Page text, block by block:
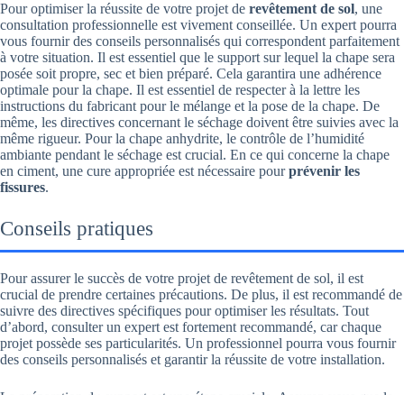
Pour optimiser la réussite de votre projet de revêtement de sol, une
consultation professionnelle est vivement conseillée. Un expert pourra
vous fournir des conseils personnalisés qui correspondent parfaitement
à votre situation. Il est essentiel que le support sur lequel la chape sera
posée soit propre, sec et bien préparé. Cela garantira une adhérence
optimale pour la chape. Il est essentiel de respecter à la lettre les
instructions du fabricant pour le mélange et la pose de la chape. De
même, les directives concernant le séchage doivent être suivies avec la
même rigueur. Pour la chape anhydrite, le contrôle de l’humidité
ambiante pendant le séchage est crucial. En ce qui concerne la chape
en ciment, une cure appropriée est nécessaire pourprévenir les
fissures.
Conseils pratiques
Pour assurer le succès de votre projet de revêtement de sol, il est
crucial de prendre certaines précautions. De plus, il est recommandé de
suivre des directives spécifiques pour optimiser les résultats. Tout
d’abord, consulter un expert est fortement recommandé, car chaque
projet possède ses particularités. Un professionnel pourra vous fournir
des conseils personnalisés et garantir la réussite de votre installation.